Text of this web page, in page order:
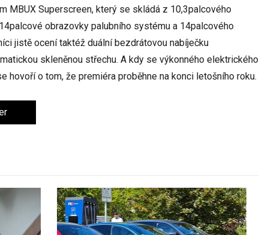
MBUX Superscreen, který se skládá z 10,3palcového
obrazovky palubního systému a 14palcového
jistě ocení taktéž duální bezdrátovou nabíječku
skleněnou střechu. A kdy se výkonného elektrického
hovoří o tom, že premiéra proběhne na konci letošního roku.